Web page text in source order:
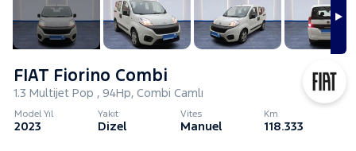
FIAT Fiorino Combi
1.3 Multijet Pop , 94Hp, Combi Camlı
Model Yıl
2023
Yakıt
Dizel
Vites
Manuel
Km
118.333